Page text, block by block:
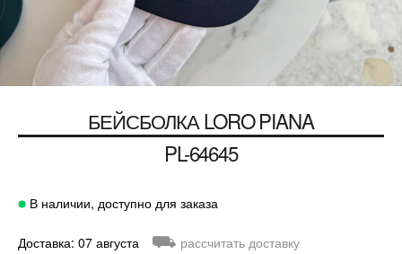
БЕЙСБОЛКАLORO PIANA
PL-64645
В наличии, доступно для заказа
Доставка: 07 августа ⛟ рассчитать доставку